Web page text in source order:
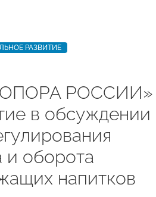
РАЗВИТИЕ
РОССИИ»
в обсуждении
и оборота
напитков